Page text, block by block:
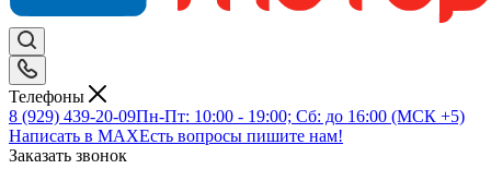
Телефоны
8 (929) 439-20-09Пн-Пт: 10:00 - 19:00; Сб: до 16:00 (МСК +5)
Написать в MAXЕсть вопросы пишите нам!
Заказать звонок